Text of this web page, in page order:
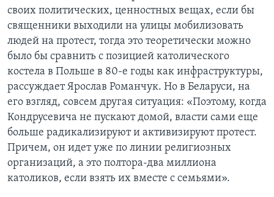
своих политических, ценностных вещах, если бы
священники выходили на улицы мобилизовать
людей на протест, тогда это теоретически можно
было бы сравнить с позицией католического
костела в Польше в 80-е годы как инфраструктуры,
рассуждает Ярослав Романчук. Но в Беларуси, на
его взгляд, совсем другая ситуация: «Поэтому, когда
Кондрусевича не пускают домой, власти сами еще
больше радикализируют и активизируют протест.
Причем, он идет уже по линии религиозных
организаций, а это полтора-два миллиона
католиков, если взять их вместе с семьями».